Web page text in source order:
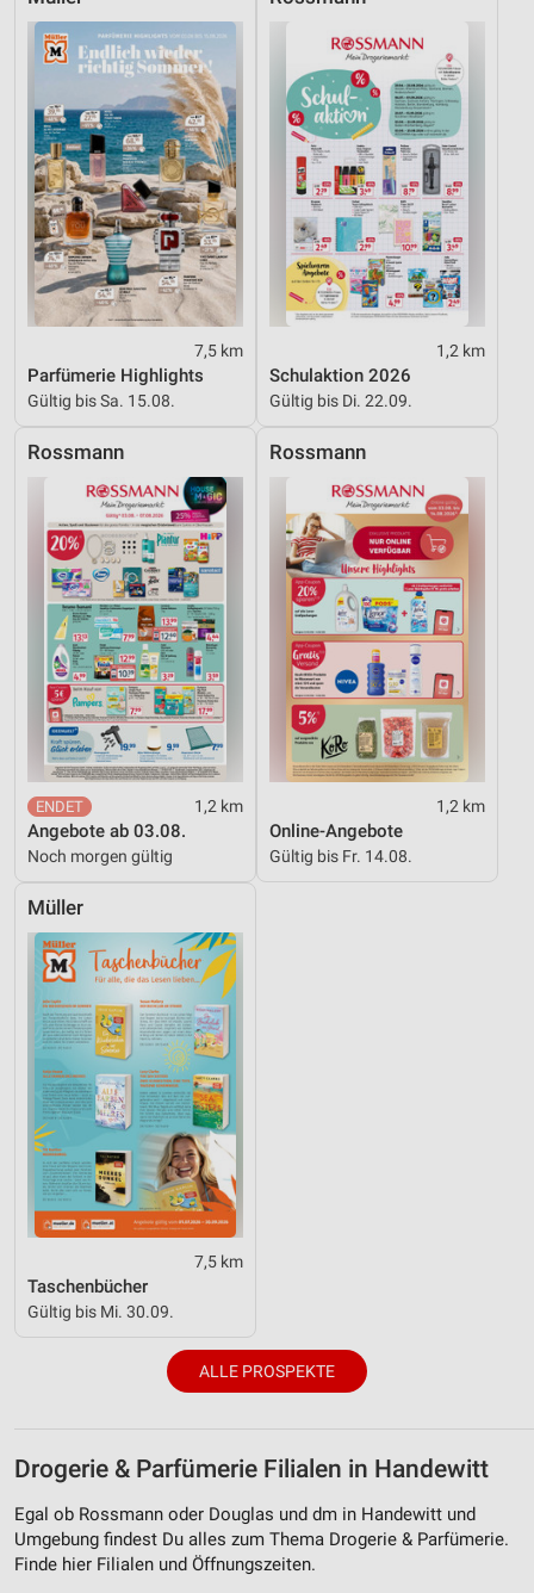
7,5 km
Parfümerie Highlights
Gültig bis Sa. 15.08.
1,2 km
Schulaktion 2026
Gültig bis Di. 22.09.
Rossmann
1,2 km
Angebote ab 03.08.
Noch morgen gültig
Rossmann
1,2 km
Online-Angebote
Gültig bis Fr. 14.08.
Müller
7,5 km
Taschenbücher
Gültig bis Mi. 30.09.
ALLE PROSPEKTE
Drogerie & Parfümerie Filialen in Handewitt
Egal ob Rossmann oder Douglas und dm in Handewitt und
Umgebung findest Du alles zum Thema Drogerie & Parfümerie.
Finde hier Filialen und Öffnungszeiten.
Werbung